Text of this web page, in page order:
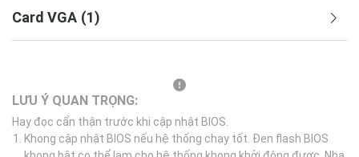
Card VGA (1)
LƯU Ý QUAN TRỌNG:
Hay đọc cẩn thận trước khi cập nhật BIOS.
Khong cập nhật BIOS nếu hệ thống chạy tốt. Đen flash BIOS